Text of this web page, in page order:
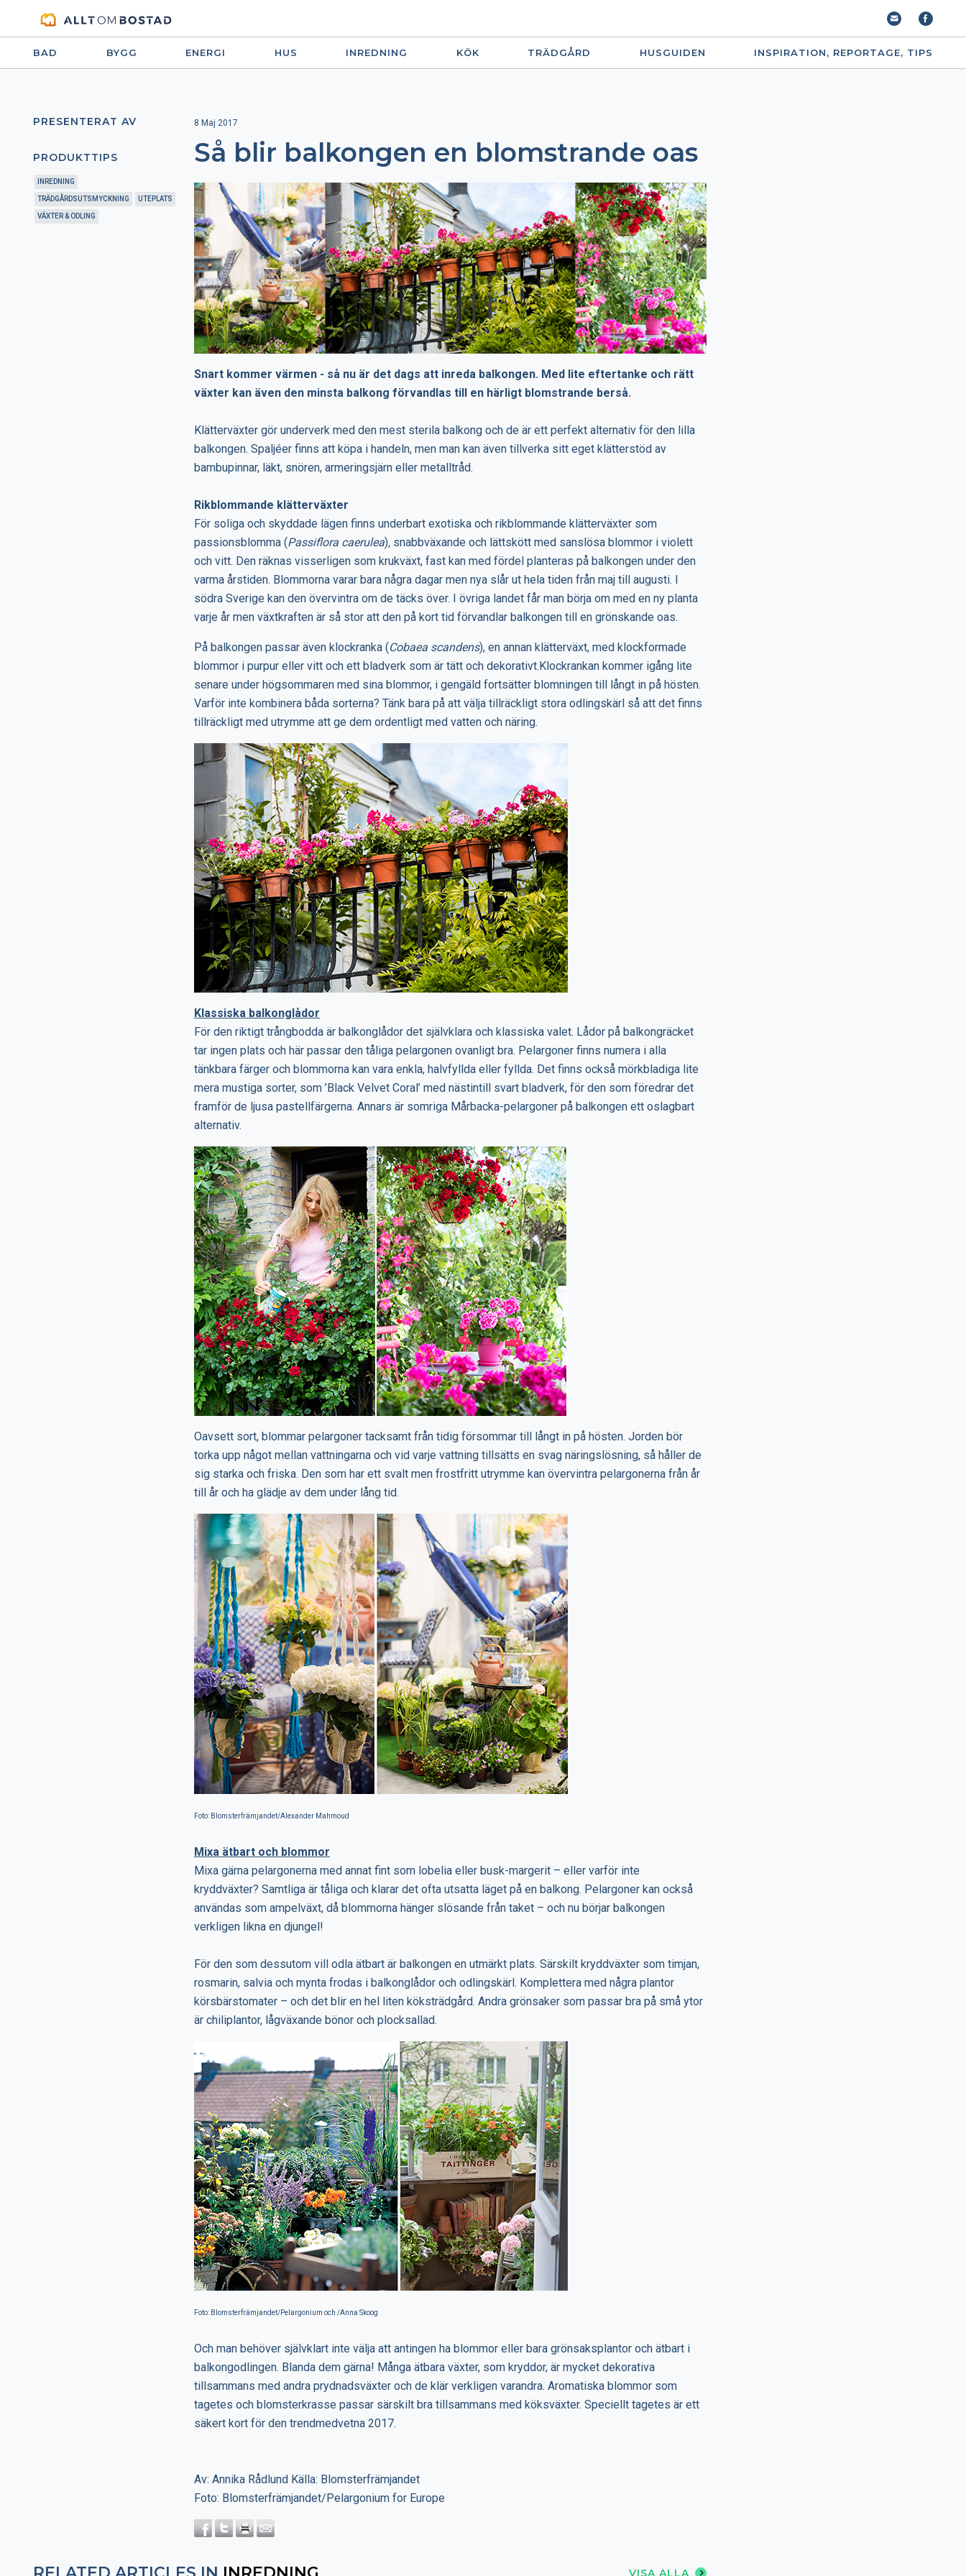
BAD BYGG ENERGI HUS INREDNING KÖK TRÄDGÅRD HUSGUIDEN INSPIRATION, REPORTAGE, TIPS
8 Maj 2017
Så blir balkongen en blomstrande oas
Snart kommer värmen - så nu är det dags att inreda balkongen. Med lite eftertanke och rätt
växter kan även den minsta balkong förvandlas till en härligt blomstrande berså.
Klätterväxter gör underverk med den mest sterila balkong och de är ett perfekt alternativ för den lilla
balkongen. Spaljéer finns att köpa i handeln, men man kan även tillverka sitt eget klätterstöd av
bambupinnar, läkt, snören, armeringsjärn eller metalltråd.
Rikblommande klätterväxter
För soliga och skyddade lägen finns underbart exotiska och rikblommande klätterväxter som
passionsblomma (Passiflora caerulea), snabbväxande och lättskött med sanslösa blommor i violett
och vitt. Den räknas visserligen som krukväxt, fast kan med fördel planteras på balkongen under den
varma årstiden. Blommorna varar bara några dagar men nya slår ut hela tiden från maj till augusti. I
södra Sverige kan den övervintra om de täcks över. I övriga landet får man börja om med en ny planta
varje år men växtkraften är så stor att den på kort tid förvandlar balkongen till en grönskande oas.
På balkongen passar även klockranka (Cobaea scandens), en annan klätterväxt, med klockformade
blommor i purpur eller vitt och ett bladverk som är tätt och dekorativt.Klockrankan kommer igång lite
senare under högsommaren med sina blommor, i gengäld fortsätter blomningen till långt in på hösten.
Varför inte kombinera båda sorterna? Tänk bara på att välja tillräckligt stora odlingskärl så att det finns
tillräckligt med utrymme att ge dem ordentligt med vatten och näring.
Klassiska balkonglådor
För den riktigt trångbodda är balkonglådor det självklara och klassiska valet. Lådor på balkongräcket
tar ingen plats och här passar den tåliga pelargonen ovanligt bra. Pelargoner finns numera i alla
tänkbara färger och blommorna kan vara enkla, halvfyllda eller fyllda. Det finns också mörkbladiga lite
mera mustiga sorter, som ’Black Velvet Coral’ med nästintill svart bladverk, för den som föredrar det
framför de ljusa pastellfärgerna. Annars är somriga Mårbacka-pelargoner på balkongen ett oslagbart
alternativ.
Oavsett sort, blommar pelargoner tacksamt från tidig försommar till långt in på hösten. Jorden bör
torka upp något mellan vattningarna och vid varje vattning tillsätts en svag näringslösning, så håller de
sig starka och friska. Den som har ett svalt men frostfritt utrymme kan övervintra pelargonerna från år
till år och ha glädje av dem under lång tid.
Foto: Blomsterfrämjandet/Alexander Mahmoud
Mixa ätbart och blommor
Mixa gärna pelargonerna med annat fint som lobelia eller busk-margerit – eller varför inte
kryddväxter? Samtliga är tåliga och klarar det ofta utsatta läget på en balkong. Pelargoner kan också
användas som ampelväxt, då blommorna hänger slösande från taket – och nu börjar balkongen
verkligen likna en djungel!
För den som dessutom vill odla ätbart är balkongen en utmärkt plats. Särskilt kryddväxter som timjan,
rosmarin, salvia och mynta frodas i balkonglådor och odlingskärl. Komplettera med några plantor
körsbärstomater – och det blir en hel liten köksträdgård. Andra grönsaker som passar bra på små ytor
är chiliplantor, lågväxande bönor och plocksallad.
Foto: Blomsterfrämjandet/Pelargonium och /Anna Skoog
Och man behöver självklart inte välja att antingen ha blommor eller bara grönsaksplantor och ätbart i
balkongodlingen. Blanda dem gärna! Många ätbara växter, som kryddor, är mycket dekorativa
tillsammans med andra prydnadsväxter och de klär verkligen varandra. Aromatiska blommor som
tagetes och blomsterkrasse passar särskilt bra tillsammans med köksväxter. Speciellt tagetes är ett
säkert kort för den trendmedvetna 2017.
Av: Annika Rådlund Källa: Blomsterfrämjandet
Foto: Blomsterfrämjandet/Pelargonium for Europe
PRESENTERAT AV
PRODUKTTIPS
INREDNING
TRÄDGÅRDSUTSMYCKNING UTEPLATS
VÄXTER & ODLING
VISA ALLA